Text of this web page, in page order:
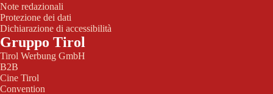
Note redazionali
Protezione dei dati
Dichiarazione di accessibilità
Gruppo Tirol
Tirol Werbung GmbH
B2B
Cine Tirol
Convention